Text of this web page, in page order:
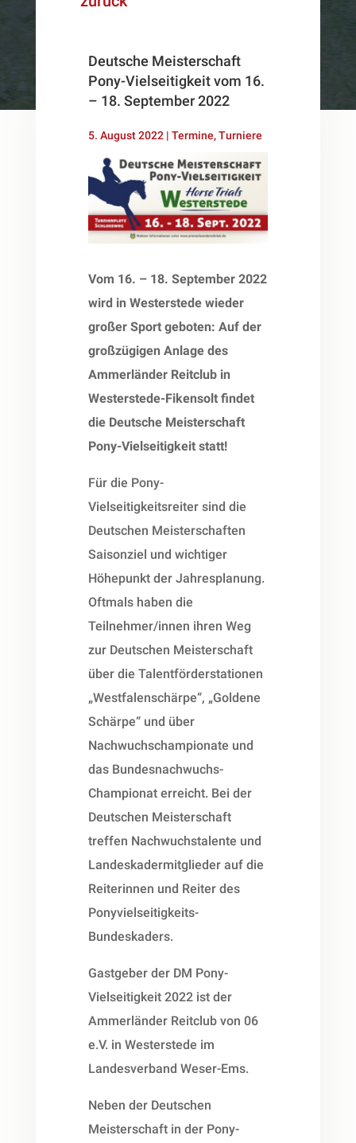
Deutsche Meisterschaft
Pony-Vielseitigkeit vom 16.
– 18. September 2022
5. August 2022| Termine,Turniere
Vom 16. – 18. September 2022
wird in Westerstede wieder
großer Sport geboten: Auf der
großzügigen Anlage des
Ammerländer Reitclub in
Westerstede-Fikensolt findet
die Deutsche Meisterschaft
Pony-Vielseitigkeit statt!
Für die Pony-
Vielseitigkeitsreiter sind die
Deutschen Meisterschaften
Saisonziel und wichtiger
Höhepunkt der Jahresplanung.
Oftmals haben die
Teilnehmer/innen ihren Weg
zur Deutschen Meisterschaft
über die Talentförderstationen
„Westfalenschärpe“, „Goldene
Schärpe“ und über
Nachwuchschampionate und
das Bundesnachwuchs-
Championat erreicht. Bei der
Deutschen Meisterschaft
treffen Nachwuchstalente und
Landeskadermitglieder auf die
Reiterinnen und Reiter des
Ponyvielseitigkeits-
Bundeskaders.
Gastgeber der DM Pony-
Vielseitigkeit 2022 ist der
Ammerländer Reitclub von 06
e.V. in Westerstede im
Landesverband Weser-Ems.
Neben der Deutschen
Meisterschaft in der Pony-